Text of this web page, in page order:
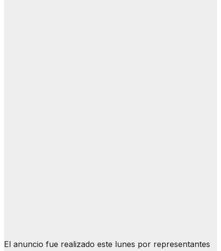
El anuncio fue realizado este lunes por representantes